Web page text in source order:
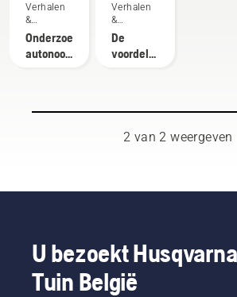
Verhalen
&
inspiratie
Onderzoek
autonoom
Verhalen
&
inspiratie
De
voordelen
voor
greenkeepers
2 van 2 weergeven
U bezoekt
Tuin België